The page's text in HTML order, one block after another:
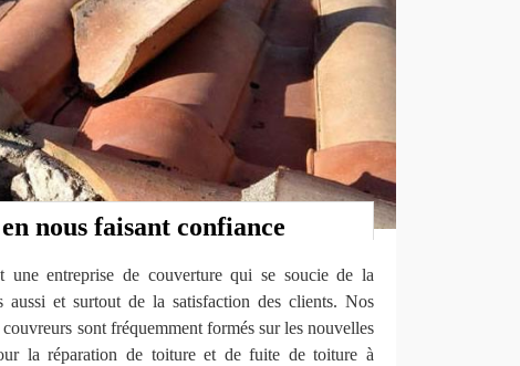
nous faisant confiance
entreprise de couverture qui se soucie de la
aussi et surtout de la satisfaction des clients. Nos
sont fréquemment formés sur les nouvelles
la réparation de toiture et de fuite de toiture à